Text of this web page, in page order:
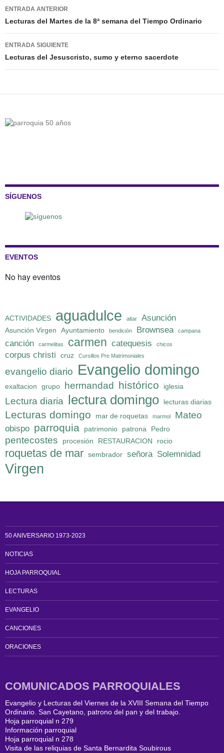
Navegación
de
entradas
ENTRADA ANTERIOR
Lecturas del Martes de la 8ª semana del Tiempo Ordinario
ENTRADA SIGUIENTE
Lecturas del Jesuscristo, sumo y eterno sacerdote
SÍGUENOS
EVENTOS
No hay eventos
ACTIVIDADES aguadulce altar Asunción
Asunción Virgen Ayuntamiento bendición Brownsea campana
canción carmelitas carmen catequesis chicos
corpus christi cruz Cursillos Pre Matrimoniales
evangelio diario Evangelio domingo
exaltacion grupo hermandad histórico iglesia
Lectura diaria lectura domingo lecturas diarias
Lecturas domingo mar de roquetas marmol Mateo
obispo parroquia patrimonio patrona Pedro
pentecostes procesión RESTAURACION rocio
roquetas de mar sembrador señora Solemnidad
Virgen
50 ANIVERSARIO 1973-2023
NOTICIAS
HOJA PARROQUIAL
LECTURAS
EVANGELIO
CANCIONES
ORACIONES
COMUNICADOS PARROQUIALES
Evangelio y Lecturas del Viernes de la XVIII Semana del Tiempo
Ordinario. San Cayetano, patrono del pan y del trabajo.
Hoja parroquial n 279
Información parroquial
Hoja parroquial n 278
Visita de las reliquias de Santa Bernardita Soubirous